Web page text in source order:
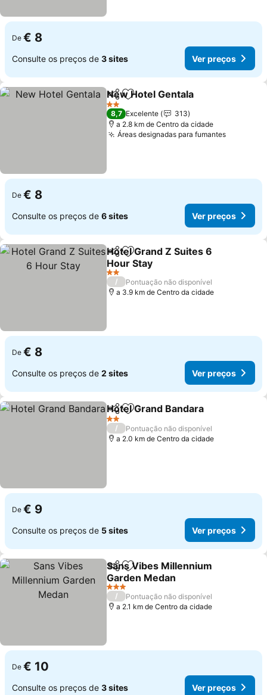
De € 8
Consulte os preços de 3 sites Ver preços
PartilharAdicionar aos favoritos
New Hotel Gentala
2 Estrelas
8,7 Excelente
313
a 2.8 km de Centro da cidade
Áreas designadas para fumantesVer
De € 8
Consulte os preços de 6 sites Ver preços
PartilharAdicionar aos favoritos
Hotel Grand Z Suites 6
Hour Stay
Ver preços
2 Estrelas
/
Pontuação não disponível
a 3.9 km de Centro da cidade
De € 8
Consulte os preços de 2 sites Ver preços
PartilharAdicionar aos favoritos
Hotel Grand Bandara
2 Estrelas
/
Pontuação não disponível
a 2.0 km de Centro da cidade
De € 9
Consulte os preços de 5 sites Ver preços
PartilharAdicionar aos favoritos
Sans Vibes Millennium
Garden Medan
Ver preços
3 Estrelas
/
Pontuação não disponível
a 2.1 km de Centro da cidade
De € 10
Consulte os preços de 3 sites Ver preços